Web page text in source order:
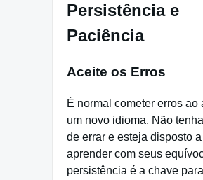
Persistência e
Paciência
Aceite os Erros
É normal cometer erros ao
um novo idioma. Não
de errar e esteja disposto a
aprender com seus
persistência é a chave